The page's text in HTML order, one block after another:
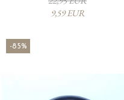
9,59 EUR
-85%